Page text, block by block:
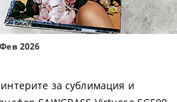
2026
за сублимация и